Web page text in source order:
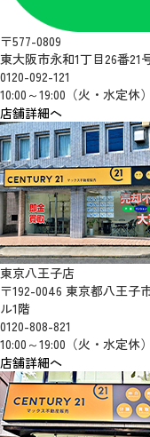
〒577-0809
東大阪市永和1丁目26番21
0120-092-121
10:00～19:00（火・水定休）
店舗詳細へ
東京八王子店
〒192-0046 東京都八王子
ル1階
0120-808-821
10:00～19:00（火・水定休）
店舗詳細へ